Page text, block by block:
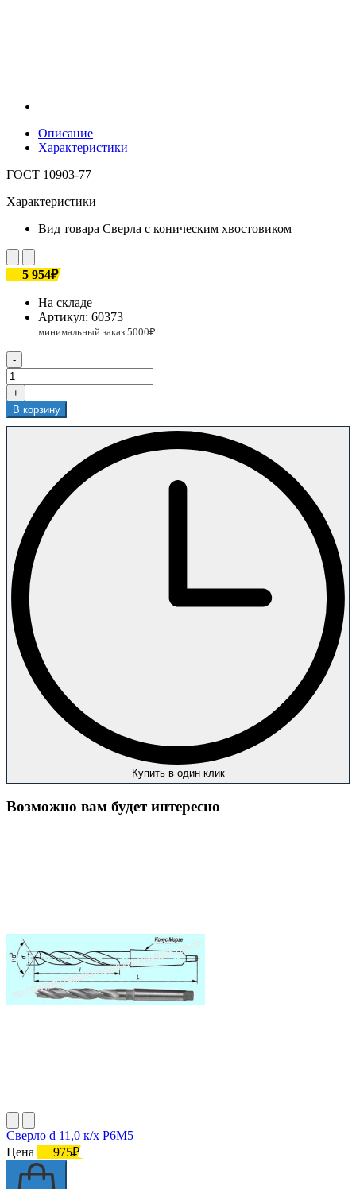
Описание
Характеристики
ГОСТ 10903-77
Характеристики
Вид товара Сверла с коническим хвостовиком
5 954₽
На складе
Артикул: 60373
-
+
В корзину
Купить в один клик
Возможно вам будет интересно
Сверло d 11,0 к/х Р6М5
Цена
975₽